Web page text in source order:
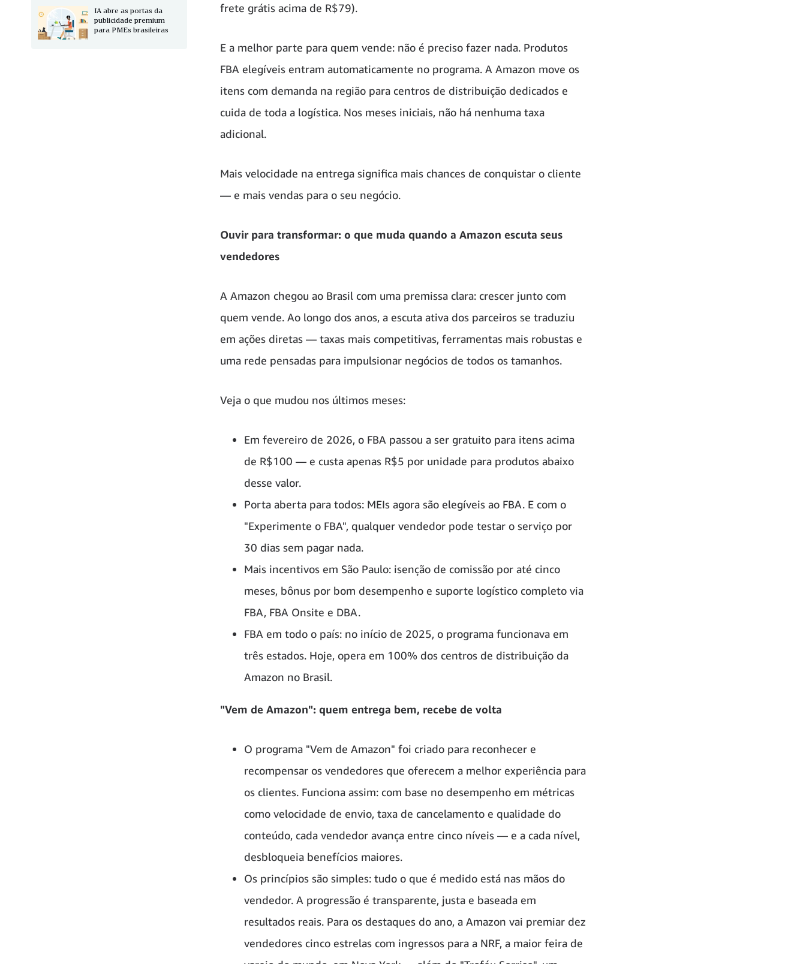
frete grátis acima de R$79).
E a melhor parte para quem vende: não é preciso fazer nada. Produtos
FBA elegíveis entram automaticamente no programa. A Amazon move os
itens com demanda na região para centros de distribuição dedicados e
cuida de toda a logística. Nos meses iniciais, não há nenhuma taxa
adicional.
Mais velocidade na entrega significa mais chances de conquistar o cliente
— e mais vendas para o seu negócio.
Ouvir para transformar: o que muda quando a Amazon escuta seus
vendedores
A Amazon chegou ao Brasil com uma premissa clara: crescer junto com
quem vende. Ao longo dos anos, a escuta ativa dos parceiros se traduziu
em ações diretas — taxas mais competitivas, ferramentas mais robustas e
uma rede pensadas para impulsionar negócios de todos os tamanhos.
Veja o que mudou nos últimos meses:
Em fevereiro de 2026, o FBA passou a ser gratuito para itens acima
de R$100 — e custa apenas R$5 por unidade para produtos abaixo
desse valor.
Porta aberta para todos: MEIs agora são elegíveis ao FBA. E com o
"Experimente o FBA", qualquer vendedor pode testar o serviço por
30 dias sem pagar nada.
Mais incentivos em São Paulo: isenção de comissão por até cinco
meses, bônus por bom desempenho e suporte logístico completo via
FBA, FBA Onsite e DBA.
FBA em todo o país: no início de 2025, o programa funcionava em
três estados. Hoje, opera em 100% dos centros de distribuição da
Amazon no Brasil.
"Vem de Amazon": quem entrega bem, recebe de volta
O programa "Vem de Amazon" foi criado para reconhecer e
recompensar os vendedores que oferecem a melhor experiência para
os clientes. Funciona assim: com base no desempenho em métricas
como velocidade de envio, taxa de cancelamento e qualidade do
conteúdo, cada vendedor avança entre cinco níveis — e a cada nível,
desbloqueia benefícios maiores.
Os princípios são simples: tudo o que é medido está nas mãos do
vendedor. A progressão é transparente, justa e baseada em
resultados reais. Para os destaques do ano, a Amazon vai premiar dez
vendedores cinco estrelas com ingressos para a NRF, a maior feira de
IA abre as portas da
publicidade premium
para PMEs brasileiras